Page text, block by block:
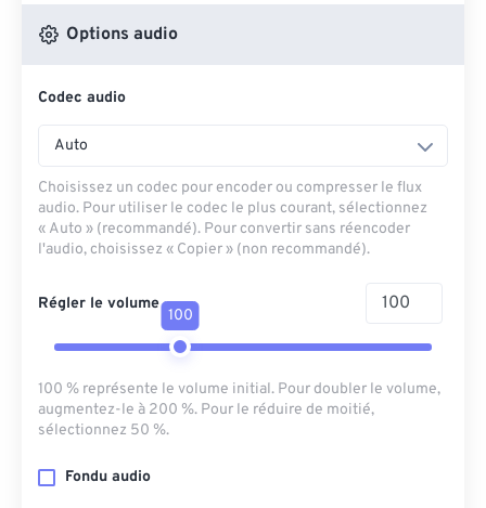
Depuis OneDrive
Options audio
Codec audio
Auto
Choisissez un codec pour encoder ou compresser le flux
audio. Pour utiliser le codec le plus courant, sélectionnez
« Auto » (recommandé). Pour convertir sans réencoder
l'audio, choisissez « Copier » (non recommandé).
Régler le volume
100
100 % représente le volume initial. Pour doubler le volume,
augmentez-le à 200 %. Pour le réduire de moitié,
sélectionnez 50 %.
Fondu audio